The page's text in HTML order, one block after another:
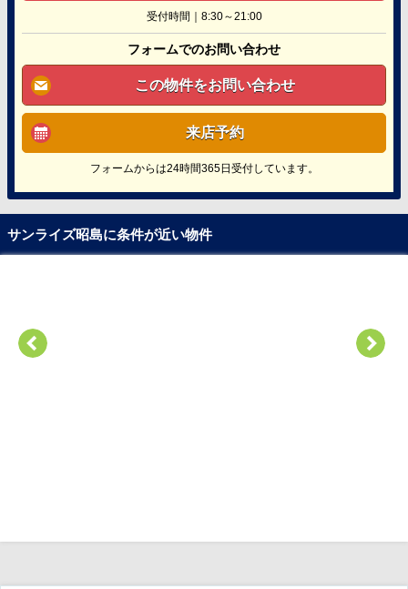
受付時間｜8:30～21:00
フォームでのお問い合わせ
この物件をお問い合わせ
来店予約
フォームからは24時間365日受付しています。
サンライズ昭島に条件が近い物件